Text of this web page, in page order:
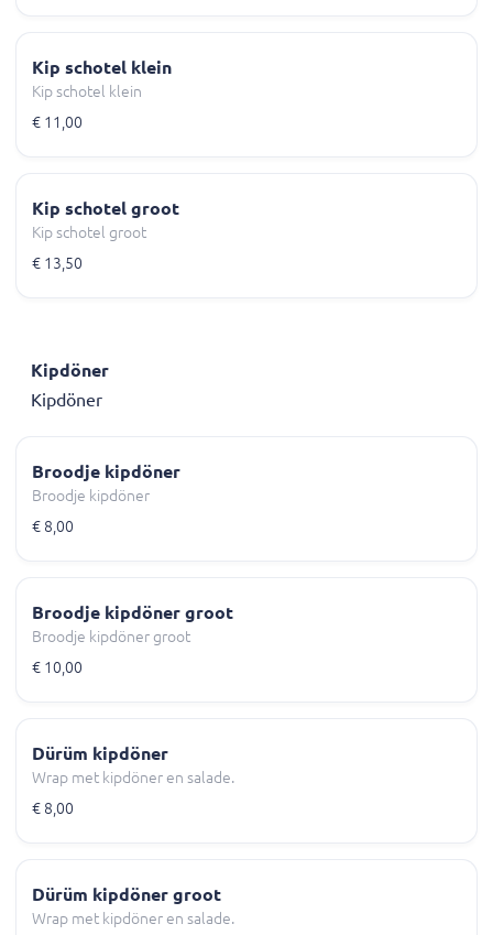
Kip schotel klein
Kip schotel klein
€ 11,00
Kip schotel groot
Kip schotel groot
€ 13,50
Kipdöner
Kipdöner
Broodje kipdöner
Broodje kipdöner
€ 8,00
Broodje kipdöner groot
Broodje kipdöner groot
€ 10,00
Dürüm kipdöner
Wrap met kipdöner en salade.
€ 8,00
Dürüm kipdöner groot
Wrap met kipdöner en salade.